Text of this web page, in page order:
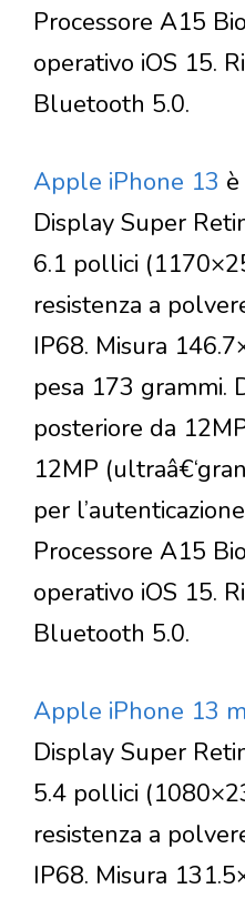
Processore A15
operativo iOS 15.
Bluetooth 5.0.
Apple iPhone 13
Display Super
6.1 pollici
resistenza a
IP68. Misura
pesa 173 grammi.
posteriore da
12MP
per
Processore A15
operativo iOS 15.
Bluetooth 5.0.
Apple iPhone 13
Display Super
5.4 pollici
resistenza a
IP68. Misura